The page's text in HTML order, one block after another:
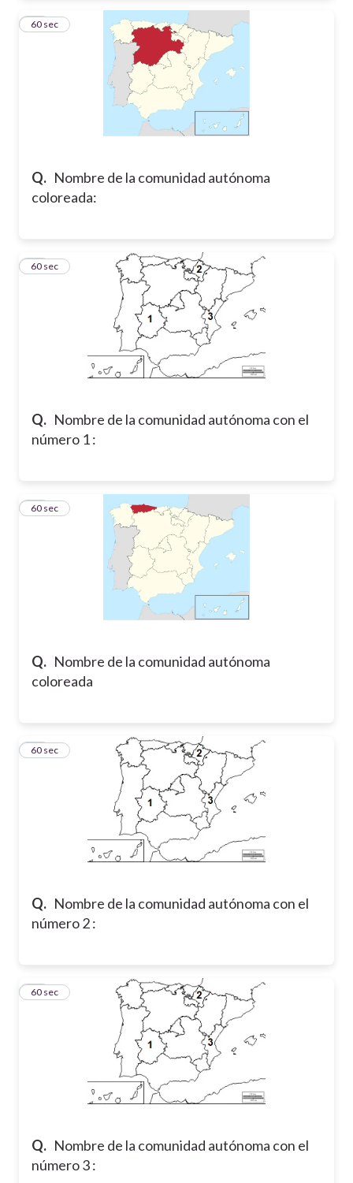
Q. Nombre de la comunidad autónoma
coloreada:
21
60 sec
Q. Nombre de la comunidad autónoma con el
número 1 :
22
60 sec
Q. Nombre de la comunidad autónoma
coloreada
23
60 sec
Q. Nombre de la comunidad autónoma con el
número 2 :
24
60 sec
Q. Nombre de la comunidad autónoma con el
número 3 :
25
60 sec